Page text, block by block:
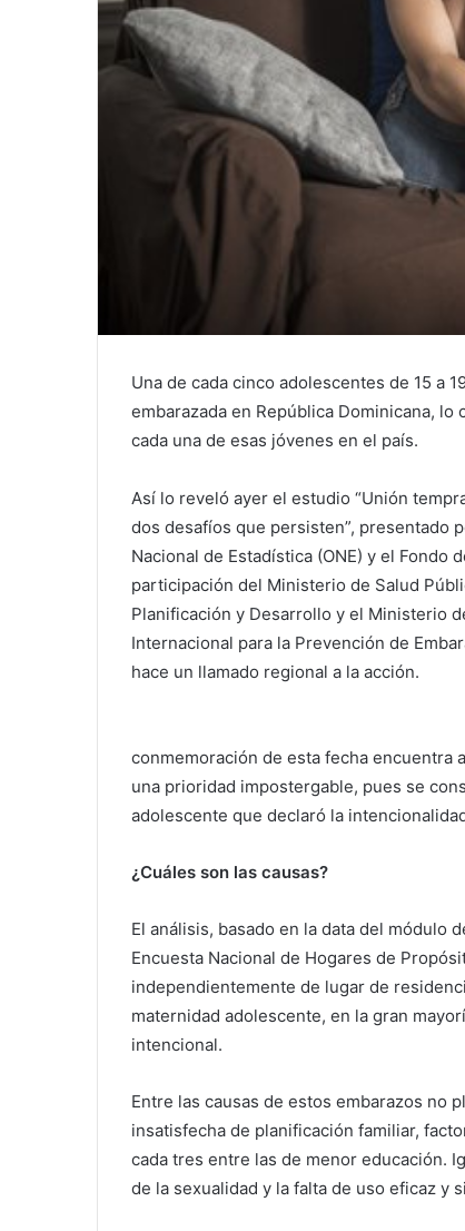
Una de cada cinco adolescentes de 15 a
embarazada en República Dominicana,
cada una de esas jóvenes en el país.
Así lo reveló ayer el estudio “Unión
dos desafíos que persisten”, presentado
Nacional de Estadística (ONE) y el Fondo
participación del Ministerio de Salud
Planificación y Desarrollo y el Ministerio
Internacional para la Prevención de
hace un llamado regional a la acción.
conmemoración de esta fecha encuentra
una prioridad impostergable, pues se
adolescente que declaró la
¿Cuáles son las causas?
El análisis, basado en la data del módulo
Encuesta Nacional de Hogares de
independientemente de lugar de
maternidad adolescente, en la gran
intencional.
Entre las causas de estos embarazos no
insatisfecha de planificación familiar,
cada tres entre las de menor educación.
de la sexualidad y la falta de uso eficaz y